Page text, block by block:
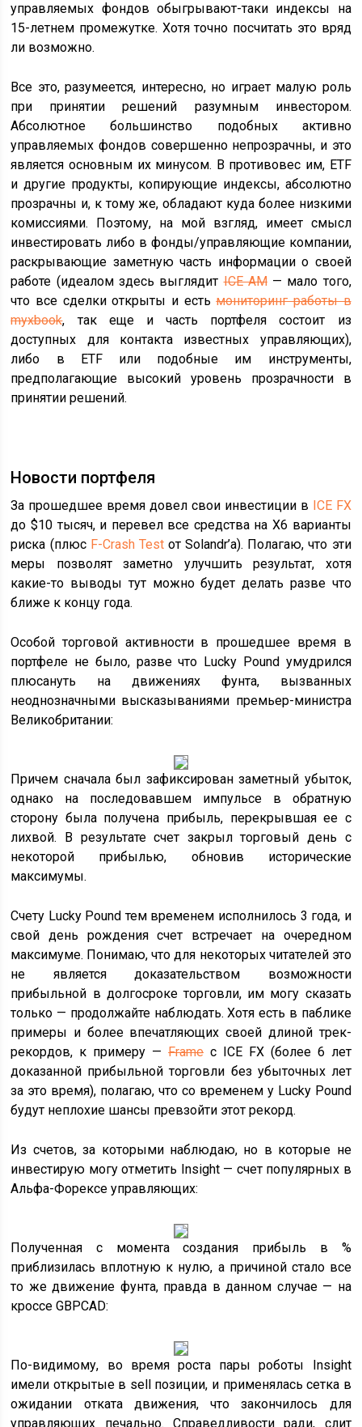
управляемых фондов обыгрывают-таки индексы на
15-летнем промежутке. Хотя точно посчитать это вряд
ли возможно.
Все это, разумеется, интересно, но играет малую роль
при принятии решений разумным инвестором.
Абсолютное большинство подобных активно
управляемых фондов совершенно непрозрачны, и это
является основным их минусом. В противовес им, ETF
и другие продукты, копирующие индексы, абсолютно
прозрачны и, к тому же, обладают куда более низкими
комиссиями. Поэтому, на мой взгляд, имеет смысл
инвестировать либо в фонды/управляющие компании,
раскрывающие заметную часть информации о своей
работе (идеалом здесь выглядитICE AM— мало того,
что все сделки открыты и естьмониторинг работы в
myxbook, так еще и часть портфеля состоит из
доступных для контакта известных управляющих),
либо в ETF или подобные им инструменты,
предполагающие высокий уровень прозрачности в
принятии решений.
Новости портфеля
За прошедшее время довел свои инвестиции в ICE FX
до $10 тысяч, и перевел все средства на X6 варианты
риска (плюс F-Crash Testот Solandr’а). Полагаю, что эти
меры позволят заметно улучшить результат, хотя
какие-то выводы тут можно будет делать разве что
ближе к концу года.
Особой торговой активности в прошедшее время в
портфеле не было, разве что Lucky Pound умудрился
плюсануть на движениях фунта, вызванных
неоднозначными высказываниями премьер-министра
Великобритании:
Причем сначала был зафиксирован заметный убыток,
однако на последовавшем импульсе в обратную
сторону была получена прибыль, перекрывшая ее с
лихвой. В результате счет закрыл торговый день с
некоторой прибылью, обновив исторические
максимумы.
Счету Lucky Pound тем временем исполнилось 3 года, и
свой день рождения счет встречает на очередном
максимуме. Понимаю, что для некоторых читателей это
не является доказательством возможности
прибыльной в долгосроке торговли, им могу сказать
только — продолжайте наблюдать. Хотя есть в паблике
примеры и более впечатляющих своей длиной трек-
рекордов, к примеру —Frame с ICE FX (более 6 лет
доказанной прибыльной торговли без убыточных лет
за это время), полагаю, что со временем у Lucky Pound
будут неплохие шансы превзойти этот рекорд.
Из счетов, за которыми наблюдаю, но в которые не
инвестирую могу отметить Insight — счет популярных в
Альфа-Форексе управляющих:
Полученная с момента создания прибыль в %
приблизилась вплотную к нулю, а причиной стало все
то же движение фунта, правда в данном случае — на
кроссе GBPCAD:
По-видимому, во время роста пары роботы Insight
имели открытые в sell позиции, и применялась сетка в
ожидании отката движения, что закончилось для
управляющих печально. Справедливости ради, слит